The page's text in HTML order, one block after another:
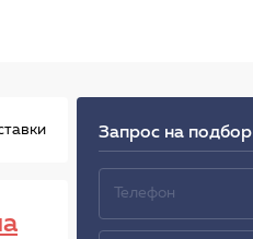
Запрос на подбор